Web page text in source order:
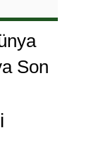
Son